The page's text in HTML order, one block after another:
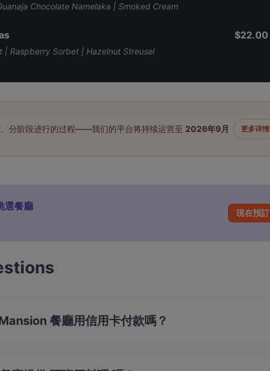
Chocolate Namelaka | Smoked Cream
| Raspberry Sorbet | Hazelnut Streusel
$22.00
分阶段进行的过程——我们的平台将持续运营至 2026年9月
更多详情
選餐廳
現在預訂
餐廳用信用卡付款嗎？